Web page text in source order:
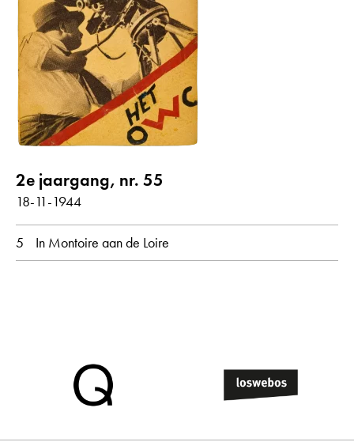
2e jaargang, nr. 55
18-11-1944
5 In Montoire aan de Loire